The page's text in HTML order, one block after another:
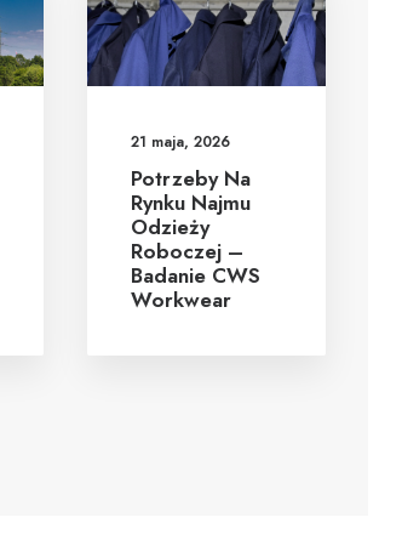
21 maja, 2026
Potrzeby Na
Rynku Najmu
Odzieży
Roboczej –
Badanie CWS
Workwear